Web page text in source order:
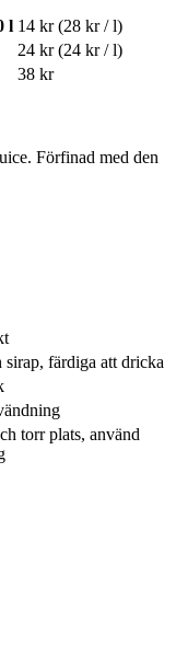
l 14 kr (28 kr / l)
24 kr (24 kr / l)
38 kr
Förfinad med den
färdiga att dricka
torr plats, använd